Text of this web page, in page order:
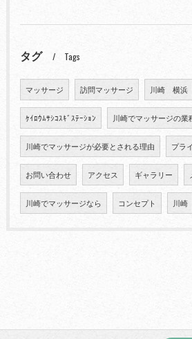
タグ Tags
マッサージ 訪問マッサージ 川崎 横浜
ｹｲﾛｳﾑｻｼｺｽｷﾞｽﾃｰｼｮﾝ 川崎でマッサージの業
川崎でマッサージが必要とされる理由 プラ
お問い合わせ アクセス ギャラリー
川崎でマッサージなら コンセプト 川崎